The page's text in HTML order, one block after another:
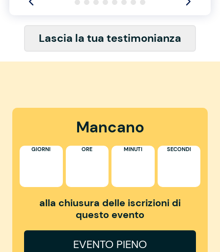
Lascia la tua testimonianza
Mancano
GIORNI ORE MINUTI SECONDI
alla chiusura delle iscrizioni di
questo evento
EVENTO PIENO